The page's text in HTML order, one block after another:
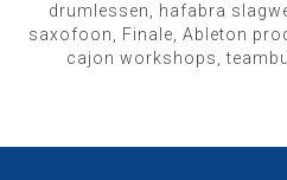
drumlessen, hafabra
saxofoon, Finale, Ableton
cajon workshops,